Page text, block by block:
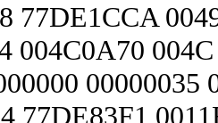
77DE1CCA
004C0A70 004C
00000035
77DE83F1